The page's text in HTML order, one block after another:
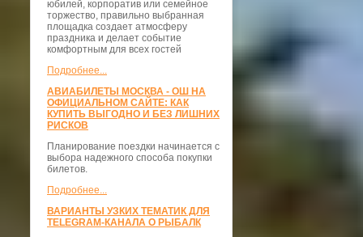
юбилей, корпоратив или семейное
торжество, правильно выбранная
площадка создает атмосферу
праздника и делает событие
комфортным для всех гостей
Подробнее...
АВИАБИЛЕТЫ МОСКВА - ОШ НА
ОФИЦИАЛЬНОМ САЙТЕ: КАК
КУПИТЬ ВЫГОДНО И БЕЗ ЛИШНИХ
РИСКОВ
Планирование поездки начинается с
выбора надежного способа покупки
билетов.
Подробнее...
ВАРИАНТЫ УЗКИХ ТЕМАТИК ДЛЯ
TELEGRAM-КАНАЛА О РЫБАЛК